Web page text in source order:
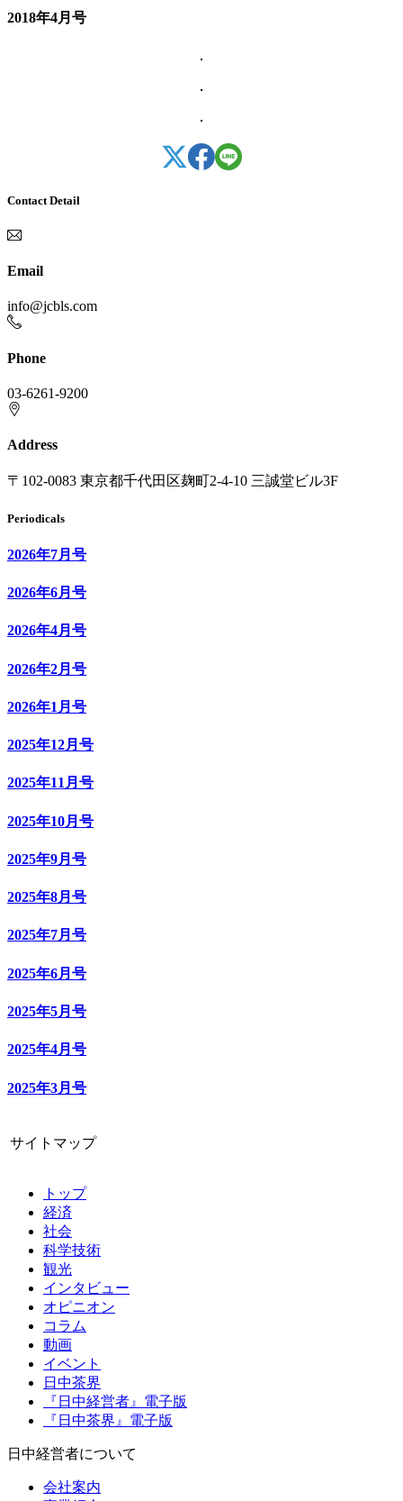
2018年4月号
Contact Detail
Email
info@jcbls.com
Phone
03-6261-9200
Address
〒102-0083 東京都千代田区麹町2-4-10 三誠堂ビル3F
Periodicals
2026年7月号
2026年6月号
2026年4月号
2026年2月号
2026年1月号
2025年12月号
2025年11月号
2025年10月号
2025年9月号
2025年8月号
2025年7月号
2025年6月号
2025年5月号
2025年4月号
2025年3月号
サイトマップ
トップ
経済
社会
科学技術
観光
インタビュー
オピニオン
コラム
動画
イベント
日中茶界
『日中経営者』電子版
『日中茶界』電子版
日中経営者について
会社案内